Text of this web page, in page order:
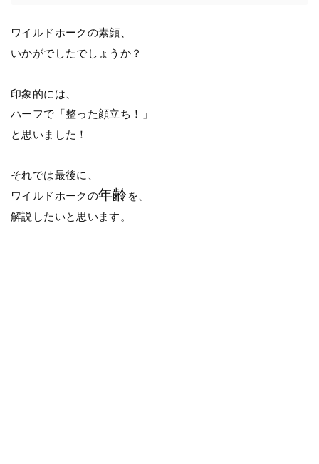
ワイルドホークの素顔、
いかがでしたでしょうか？
印象的には、
ハーフで「整った顔立ち！」
と思いました！
それでは最後に、
ワイルドホークの年齢 を、
解説したいと思います。